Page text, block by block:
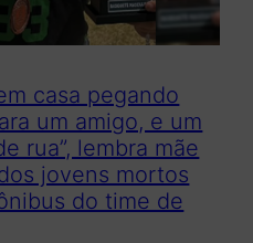
casa pegando
um amigo, e um
rua”, lembra mãe
jovens mortos
do time de